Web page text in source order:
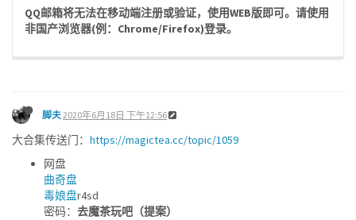
QQ邮箱将无法在移动端注册或验证，使用WEB版即可。请使用
非国产浏览器(例：Chrome/Firefox)登录。
脚夫2020年6月18日 下午12:56
大合集传送门： https://magictea.cc/topic/1059
网盘
曲奇盘
毒娘盘r4sd
密码： 去魔茶玩吧（提案）